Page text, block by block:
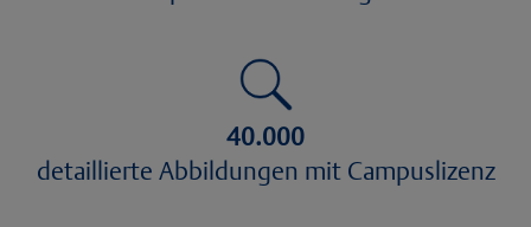
40.000
detaillierte Abbildungen mit Campuslizenz